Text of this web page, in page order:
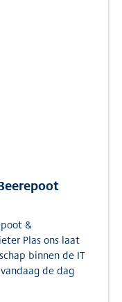
&
Plas ons laat
binnen de IT
de dag